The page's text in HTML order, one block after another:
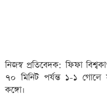
নিজস্ব প্রতিবেদক: ফিফা
৭০ মিনিট পর্যন্ত ১-১
কঙ্গো।